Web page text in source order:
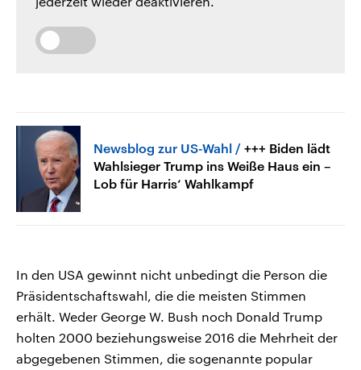
Newsblog zur US-Wahl
+++ Biden lädt
Wahlsieger Trump ins Weiße Haus ein –
Lob für Harris‘ Wahlkampf
In den USA gewinnt nicht unbedingt die Person die
Präsidentschaftswahl, die die meisten Stimmen
erhält. Weder George W. Bush noch Donald Trump
holten 2000 beziehungsweise 2016 die Mehrheit der
abgegebenen Stimmen, die sogenannte popular